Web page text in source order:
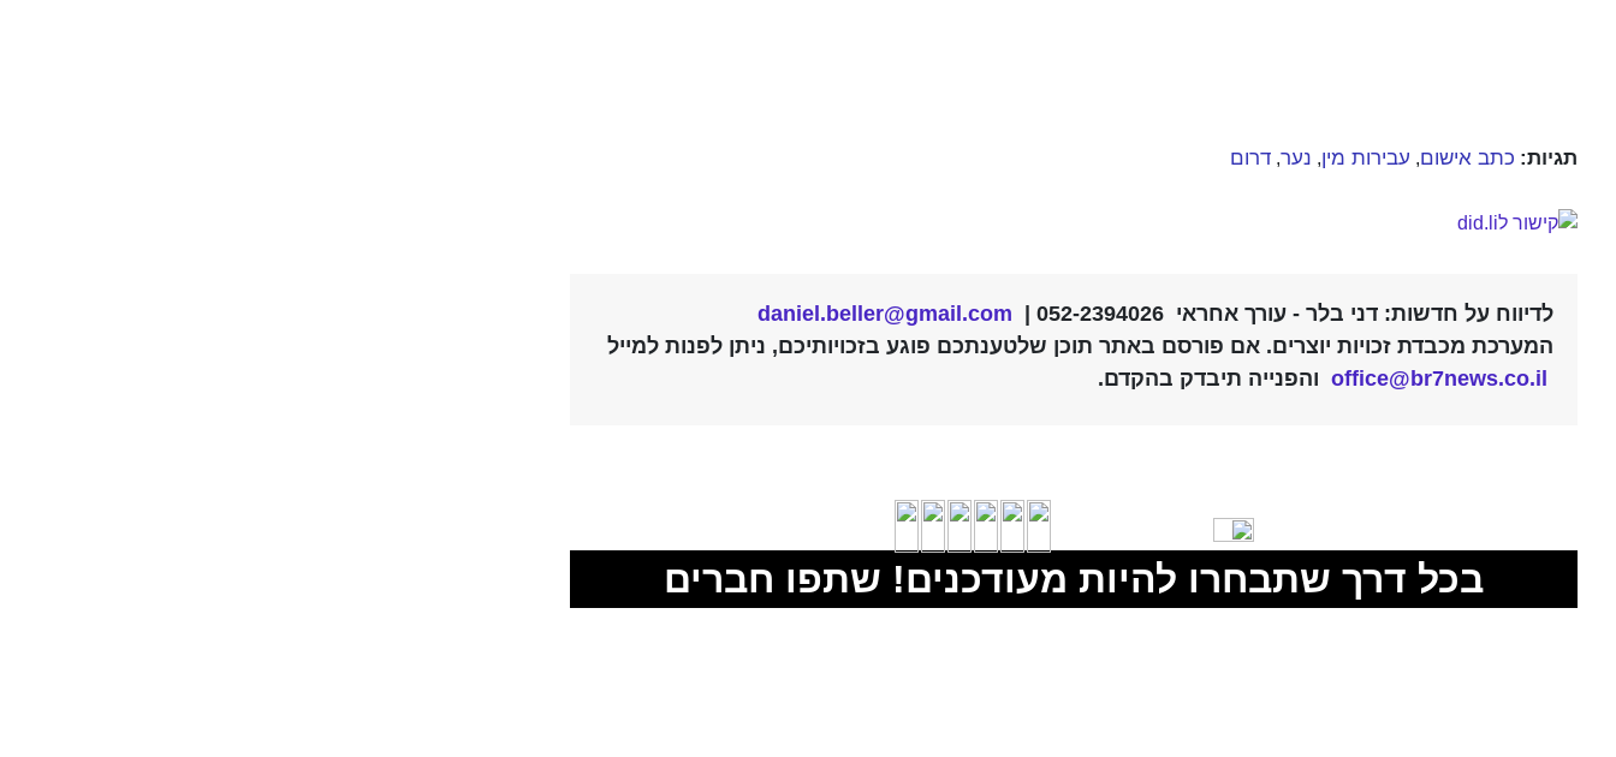
תגיות: כתב אישום, עבירות מין, נער, דרום
לדיווח על חדשות: דני בלר - עורך אחראי 052-2394026 |
daniel.beller@gmail.com
המערכת מכבדת זכויות יוצרים. אם פורסם באתר תוכן שלטענתכם פוגע בזכויותיכם, ניתן לפנות למייל
office@br7news.co.il והפנייה תיבדק בהקדם.
בכל דרך שתבחרו להיות מעודכנים! שתפו חברים